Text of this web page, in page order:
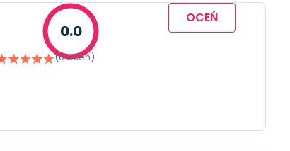
0.0
(0 ocen)
OCEŃ